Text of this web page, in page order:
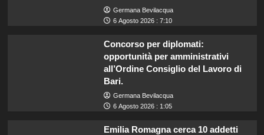
Germana Bevilacqua
6 Agosto 2026 : 7:10
Concorso per diplomati:
opportunità per amministrativi
all’Ordine Consiglio del Lavoro di
Bari.
Germana Bevilacqua
6 Agosto 2026 : 1:05
Emilia Romagna cerca 10 addetti